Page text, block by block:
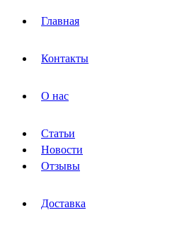
Главная
Контакты
О нас
Статьи
Новости
Отзывы
Доставка